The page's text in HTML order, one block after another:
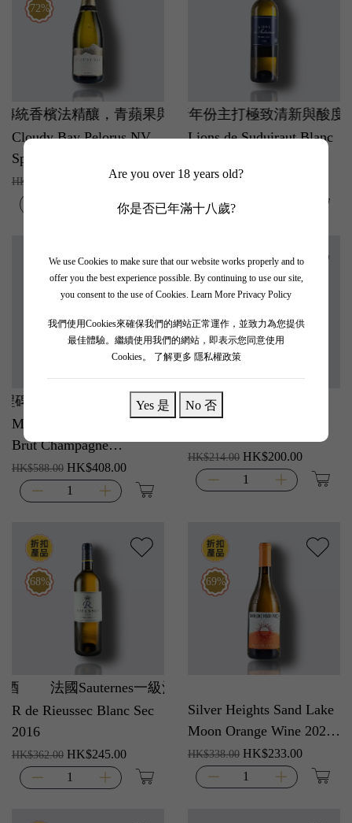
Are you over 18 years old?
你是否已年滿十八歲?
We use Cookies to make sure that our website works properly and to
offer you the best experience possible. By continuing to use our site,
you consent to the use of Cookies. Learn More Privacy Policy
我們使用Cookies來確保我們的網站正常運作，並致力為您提供
最佳體驗。繼續使用我們的網站，即表示您同意使用
Cookies。
了解更多 隱私權政策
Yes 是 No 否
72%
檳法精釀，青蘋果與法式牛油麵包香氣複雜，氣泡綿
Cloudy Bay Pelorus NV
Sparkling
HK$415.00 HK$300.00
罕有乾白佳作！24 最新年份主打極致清新與酸度張
Lions de Suduiraut Blanc
HK$195.00
設限量包裝，青蘋果與牛油法包香氣高雅，酸度精準
Moet & Chandon Imperial
Brut Champagne
(Congratulations)
HK$588.00 HK$408.00
奔富 2 生產卓越的葡萄
HK$214.00 HK$200.00
68%
法國Sauternes一級酒莊乾白酒
R de Rieussec Blanc Sec
2016
HK$362.00 HK$245.00
69%
Silver Heights Sand Lake
Moon Orange Wine 2023
(沙湖之月橙葡萄酒)
HK$338.00 HK$233.00